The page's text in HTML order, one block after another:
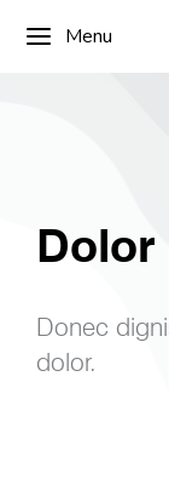
Menu
Dolor
Donec
dolor.